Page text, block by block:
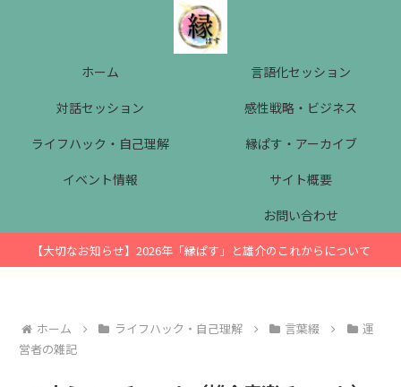
ホーム
言語化セッション
対話セッション
感性戦略・ビジネス
ライフハック・自己理解
縁ぱす・アーカイブ
イベント情報
サイト概要
お問い合わせ
【大切なお知らせ】2026年「縁ぱす」と雄介のこれからについて
ホーム ライフハック・自己理解 言葉綴
運
営者の雑記